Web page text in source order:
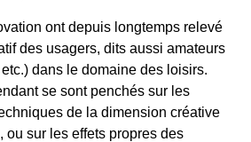
ont depuis longtemps relevé
des usagers, dits aussi amateurs
dans le domaine des loisirs.
se sont penchés sur les
de la dimension créative
ou sur les effets propres des